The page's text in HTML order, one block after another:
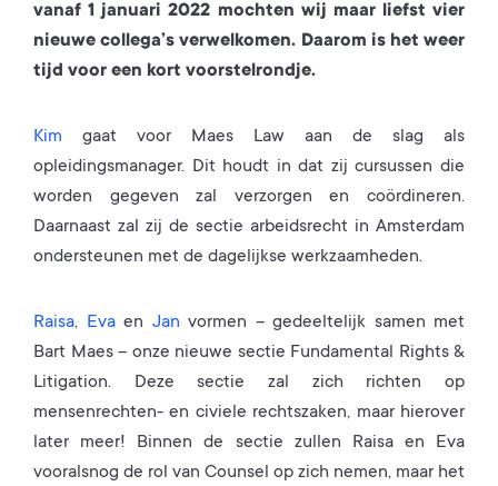
vanaf 1 januari 2022 mochten wij maar liefst vier
nieuwe collega’s verwelkomen. Daarom is het weer
tijd voor een kort voorstelrondje.
Kim gaat voor Maes Law aan de slag als
opleidingsmanager. Dit houdt in dat zij cursussen die
worden gegeven zal verzorgen en coördineren.
Daarnaast zal zij de sectie arbeidsrecht in Amsterdam
ondersteunen met de dagelijkse werkzaamheden.
Raisa, Evaen Jan vormen – gedeeltelijk samen met
Bart Maes – onze nieuwe sectie Fundamental Rights &
Litigation. Deze sectie zal zich richten op
mensenrechten- en civiele rechtszaken, maar hierover
later meer! Binnen de sectie zullen Raisa en Eva
vooralsnog de rol van Counsel op zich nemen, maar het